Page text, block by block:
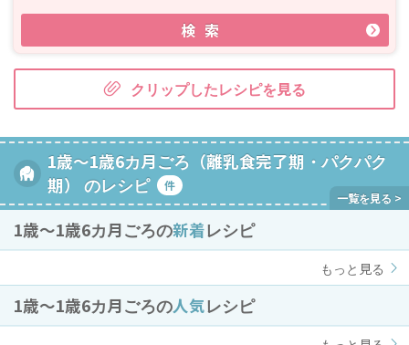
検索
クリップしたレシピを見る
1歳～1歳6カ月ごろ（離乳食完了期・パクパク
期） のレシピ
件
1歳〜1歳6カ月ごろの新着レシピ
もっと見る
1歳〜1歳6カ月ごろの人気レシピ